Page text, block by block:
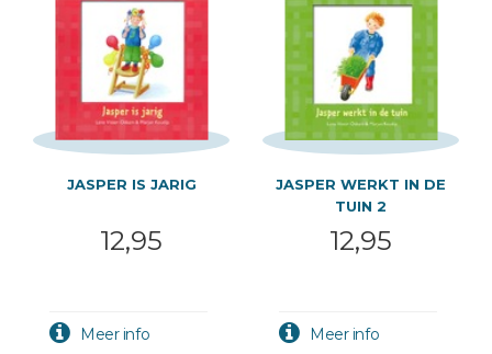
JASPER IS JARIG
12,95
JASPER WERKT IN DE
TUIN 2
12,95